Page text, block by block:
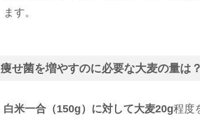
ます。
痩せ菌を増やすのに必要な大麦の量は
白米一合（150g）に対して大麦20g程度